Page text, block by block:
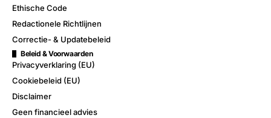
Ethische Code
Redactionele Richtlijnen
Correctie- & Updatebeleid
Beleid & Voorwaarden
Privacyverklaring (EU)
Cookiebeleid (EU)
Disclaimer
Geen financieel advies